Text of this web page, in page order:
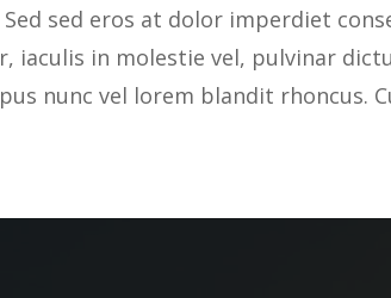
sed eros at dolor imperdiet
iaculis in molestie vel, pulvinar
nunc vel lorem blandit